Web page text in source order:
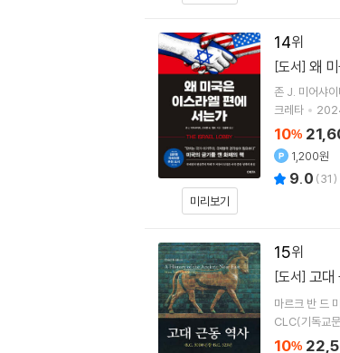
14
미리보기
[도서] 왜
존 J. 미어샤이
크레타
10%
1,200원
9.0 (31)
15
[도서] 고대
마르크 반 드
CLC(기독교
10%